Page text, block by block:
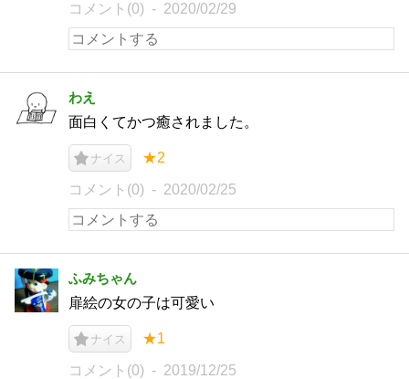
コメント(0) 2020/02/29
わえ
面白くてかつ癒されました。
ナイス ★2
コメント(0) 2020/02/25
ふみちゃん
扉絵の女の子は可愛い
ナイス ★1
コメント(0) 2019/12/25